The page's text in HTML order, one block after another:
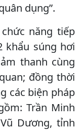
dụng”.
năng tiếp
khẩu súng hơi
thanh cùng
đồng thời
các biện pháp
Trần Minh
Dương, tỉnh